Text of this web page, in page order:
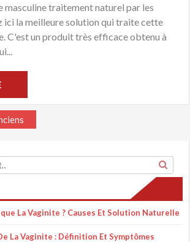
masculine traitement naturel par les
ici la meilleure solution qui traite cette
C'est un produit très efficace obtenu à
La Vaginite ? Causes Et Solution Naturelle
La Vaginite : Définition Et Symptômes